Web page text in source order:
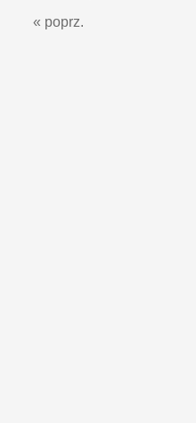
« poprz.